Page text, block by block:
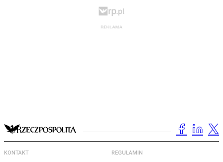
KONTAKT REGULAMIN